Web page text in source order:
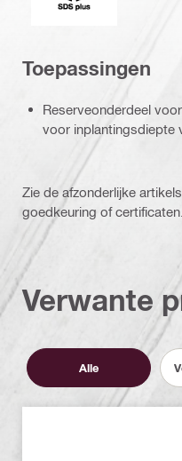
Toepassingen
Reserveonderdeel
voor inplantingsdiepte
Zie de afzonderlijke
goedkeuring of certificaten.
Verwante
Alle